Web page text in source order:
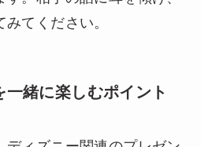
てください。
緒に楽しむポイント